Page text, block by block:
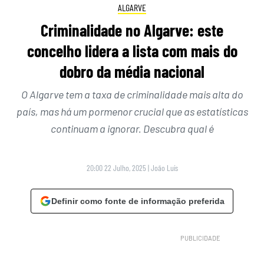
ALGARVE
Criminalidade no Algarve: este
concelho lidera a lista com mais do
dobro da média nacional
O Algarve tem a taxa de criminalidade mais alta do
país, mas há um pormenor crucial que as estatísticas
continuam a ignorar. Descubra qual é
20:00 22 Julho, 2025 |João Luís
Definir como fonte de informação preferida